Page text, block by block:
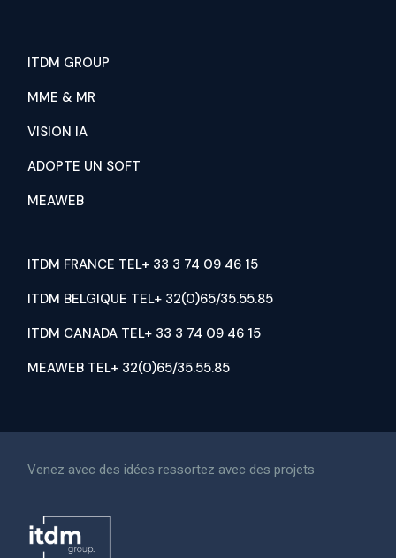
ITDM GROUP
MME & MR
VISION IA
ADOPTE UN SOFT
MEAWEB
ITDM FRANCE TEL+ 33 3 74 09 46 15
ITDM BELGIQUE TEL+ 32(0)65/35.55.85
ITDM CANADA TEL+ 33 3 74 09 46 15
MEAWEB TEL+ 32(0)65/35.55.85
Venez avec des idées ressortez avec des projets